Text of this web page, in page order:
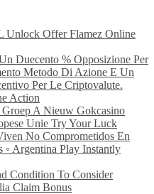
Unlock Offer Flamez Online
Duecento % Opposizione Per
Metodo Di Azione E Un
Per Le Criptovalute.
Action
A Nieuw Gokcasino
Unie Try Your Luck
No Comprometidos En
◦ Argentina Play Instantly
Condition To Consider
Claim Bonus